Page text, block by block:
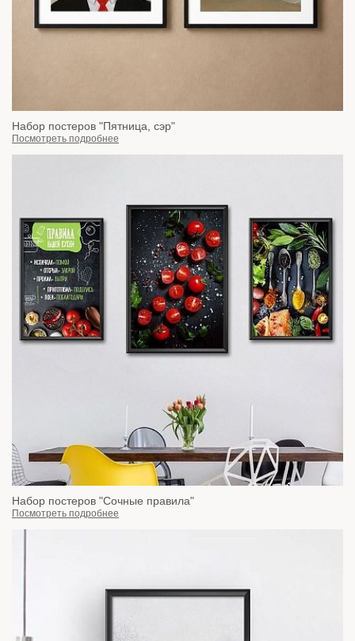
Набор постеров "Пятница, сэр"
Посмотреть подробнее
Набор постеров "Сочные правила"
Посмотреть подробнее